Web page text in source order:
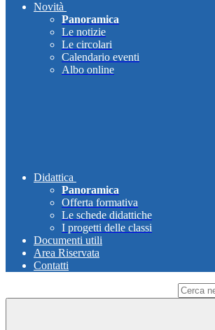
Novità
Panoramica
Le notizie
Le circolari
Calendario eventi
Albo online
Didattica
Panoramica
Offerta formativa
Le schede didattiche
I progetti delle classi
Documenti utili
Area Riservata
Contatti